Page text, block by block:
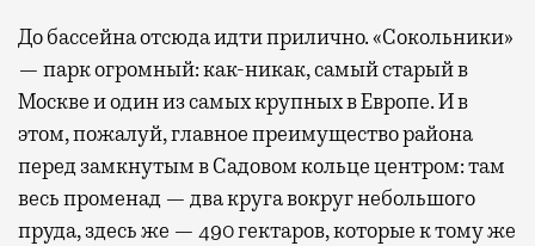
До бассейна отсюда идти прилично. «Сокольники»
— парк огромный: как-никак, самый старый в
Москве и один из самых крупных в Европе. И в
этом, пожалуй, главное преимущество района
перед замкнутым в Садовом кольце центром: там
весь променад — два круга вокруг небольшого
пруда, здесь же — 490 гектаров, которые к тому же